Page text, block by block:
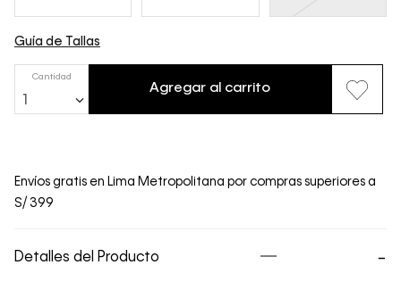
Guía de Tallas
Cantidad
Agregar al carrito
Envíos gratis en Lima Metropolitana por compras superiores a
S/ 399
Detalles del Producto